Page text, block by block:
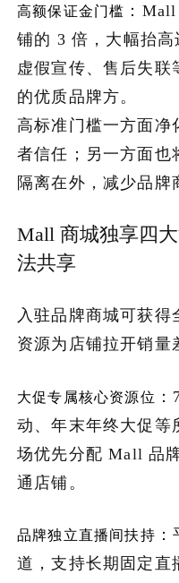
高额保证金门槛 ：
铺的 3 倍，大幅抬高
虚假宣传、售后失联
的优质品牌方。
高标准门槛一方面净
者信任；另一方面也
隔离在外，减少品牌
Mall 商城独享四
法共享
入驻品牌商城可获得
资源为店铺拉开销量
大促专属核心资源位
动、年末年终大促等
场优先分配 Mall 品
通店铺。
品牌独立直播间扶持
道，支持长期固定直